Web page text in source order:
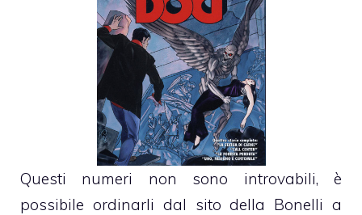
Questi numeri non sono introvabili, è
possibile ordinarli dal sito della Bonelli a